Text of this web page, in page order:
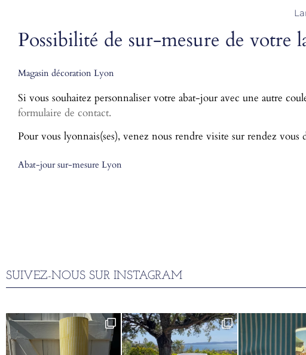
Possibilité de sur-mesure de votre
Magasin décoration Lyon
Si vous souhaitez personnaliser votre abat-jour avec une autre
formulaire de contact.
Pour vous lyonnais(ses), venez nous rendre visite sur rendez vous
Abat-jour sur-mesure Lyon
SUIVEZ-NOUS SUR INSTAGRAM